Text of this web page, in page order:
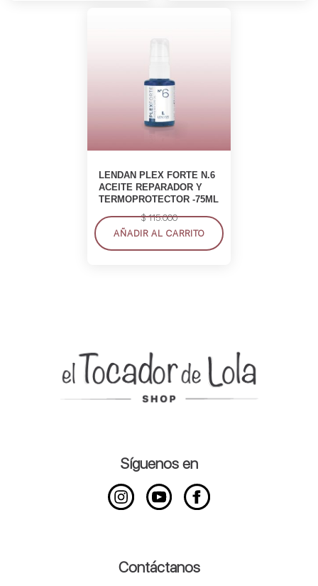
LENDAN PLEX FORTE N.6
ACEITE REPARADOR Y
TERMOPROTECTOR -75ML
$115.000
AÑADIR AL CARRITO
Síguenos en
Contáctanos